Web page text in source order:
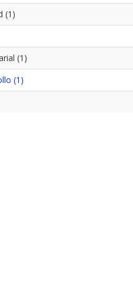
(1)
(1)
(1)